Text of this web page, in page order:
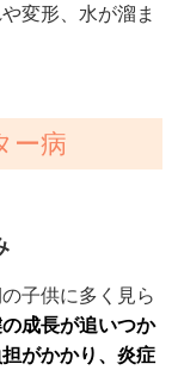
変形、水が溜ま
ー病
子供に多く見ら
成長が追いつか
がかかり、炎症